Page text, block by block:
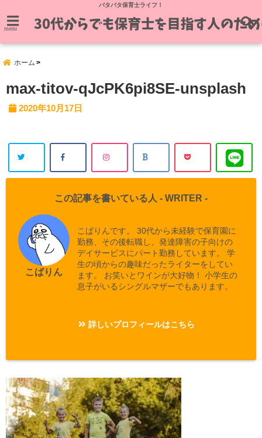
バタバタ保育士ライフ！
menu
ホーム
max-titov-qJcPK6pi8SE-unsplash
2020年10月17日
この記事を書いている人 - WRITER -
こばりん
こばりんです。 30代から未経験で保育園に
勤務、その後転職し、発達障害の子向けの
デイサービスにパート勤務しています。 学
生の頃からの趣味だったライターをしてい
ます。 お笑いとワインが大好物！ 小学生の
息子がいるシングルマザーでもあります。
詳しいプロフィールはこちら